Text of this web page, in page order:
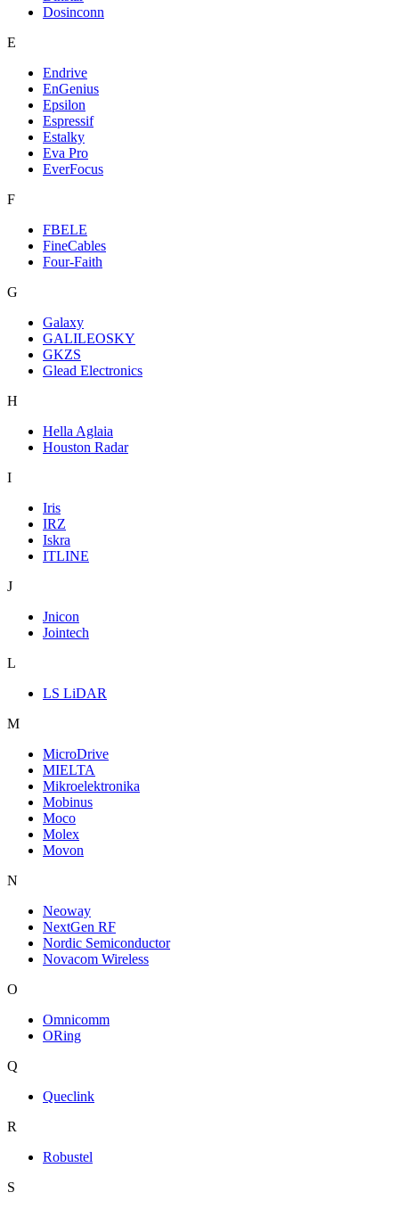
Dosinconn
E
Endrive
EnGenius
Epsilon
Espressif
Estalky
Eva Pro
EverFocus
F
FBELE
FineCables
Four-Faith
G
Galaxy
GALILEOSKY
GKZS
Glead Electronics
H
Hella Aglaia
Houston Radar
I
Iris
IRZ
Iskra
ITLINE
J
Jnicon
Jointech
L
LS LiDAR
M
MicroDrive
MIELTA
Mikroelektronika
Mobinus
Moco
Molex
Movon
N
Neoway
NextGen RF
Nordic Semiconductor
Novacom Wireless
O
Omnicomm
ORing
Q
Queclink
R
Robustel
S